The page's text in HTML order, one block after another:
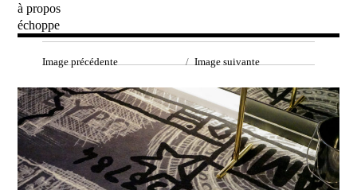
Baptiste Vandaele
à propos
échoppe
Image précédente Image suivante